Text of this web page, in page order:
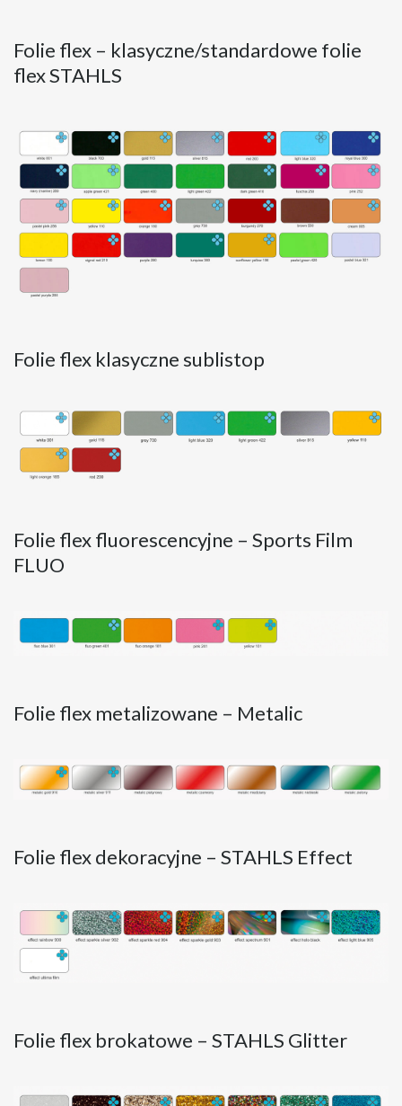
Folie flex – klasyczne/standardowe folie
flex STAHLS
Folie flex klasyczne sublistop
Folie flex fluorescencyjne – Sports Film
FLUO
Folie flex metalizowane – Metalic
Folie flex dekoracyjne – STAHLS Effect
Folie flex brokatowe – STAHLS Glitter